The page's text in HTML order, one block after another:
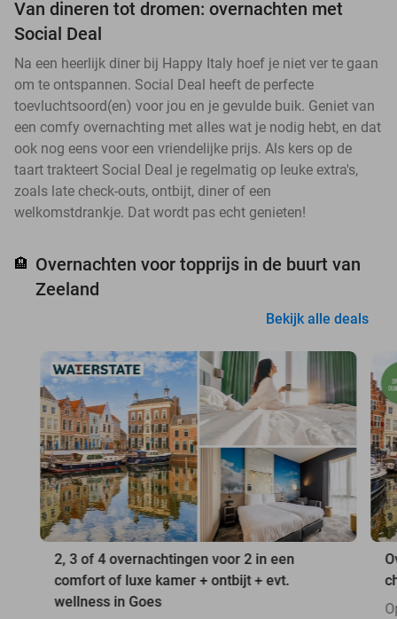
Van dineren tot dromen: overnachten met
Social Deal
Na een heerlijk diner bij Happy Italy hoef je niet ver te gaan
om te ontspannen. Social Deal heeft de perfecte
toevluchtsoord(en) voor jou en je gevulde buik. Geniet van
een comfy overnachting met alles wat je nodig hebt, en dat
ook nog eens voor een vriendelijke prijs. Als kers op de
taart trakteert Social Deal je regelmatig op leuke extra's,
zoals late check-outs, ontbijt, diner of een
welkomstdrankje. Dat wordt pas echt genieten!
🏨 Overnachten voor topprijs in de buurt van
Zeeland
Bekijk alle deals
2, 3 of 4 overnachtingen voor 2 in een
comfort of luxe kamer + ontbijt + evt.
wellness in Goes